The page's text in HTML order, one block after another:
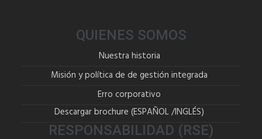
QUIENES SOMOS
Nuestra historia
Misión y política de de gestión integrada
Erro corporativo
Descargar brochure (ESPAÑOL/INGLÉS)
RESPONSABILIDAD (RSE)